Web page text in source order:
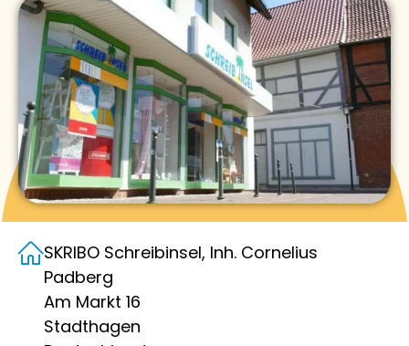
SKRIBO Schreibinsel, Inh. Cornelius
Padberg
Am Markt 16
Stadthagen